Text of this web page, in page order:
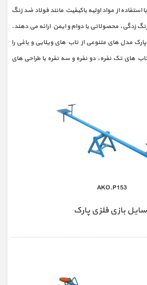
استفاده از مواد اولیه باکیفیت مانند فولاد ضد زنگ
زدگی، محصولاتی با دوام و ایمن ارائه می‌ دهند.
مدل‌ های متنوعی از تاب‌ های ویلایی و باغی را
های تک‌ نفره، دو‌ نفره و سه‌ نفره با طراحی‌ های
AKO.P153
بازی فلزی پارک